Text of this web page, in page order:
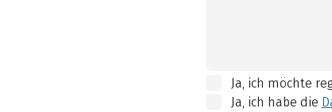
Ja, ich möchte
Ja, ich habe die